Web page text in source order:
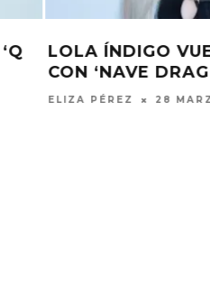
‘LEAL’ JUNTO A
6 MARZO, 2025